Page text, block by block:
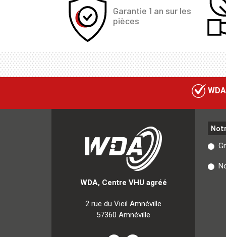
Garantie 1 an sur les
pièces
WDA
WDA, Centre VHU agréé
2 rue du Vieil Amnéville
57360 Amnéville